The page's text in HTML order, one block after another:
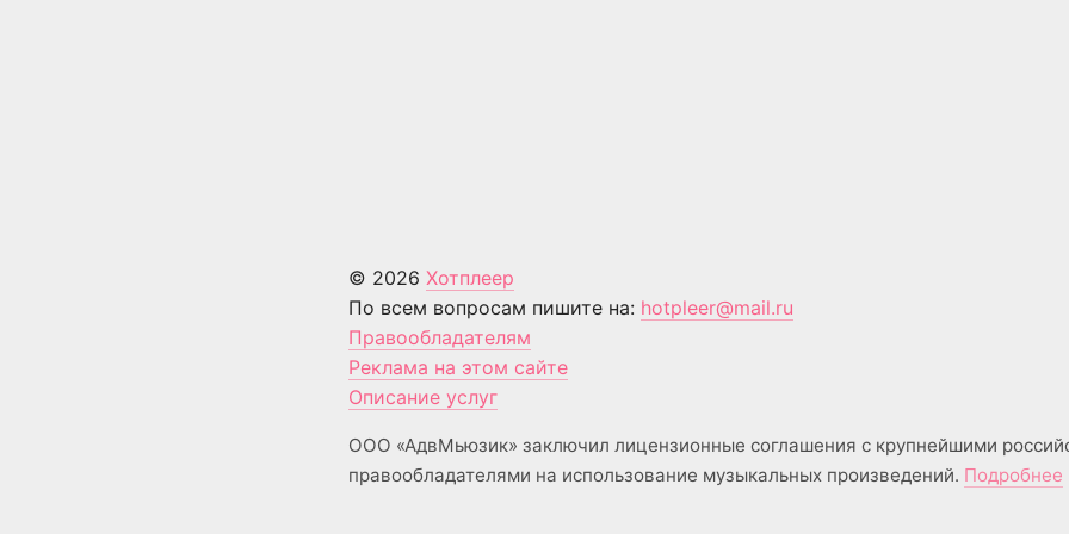
© 2026 Хотплеер
По всем вопросам пишите на: hotpleer@mail.ru
Правообладателям
Реклама на этом сайте
Описание услуг
ООО «АдвМьюзик» заключил лицензионные соглашения с крупнейшими
правообладателями на использование музыкальных произведений. Подробнее